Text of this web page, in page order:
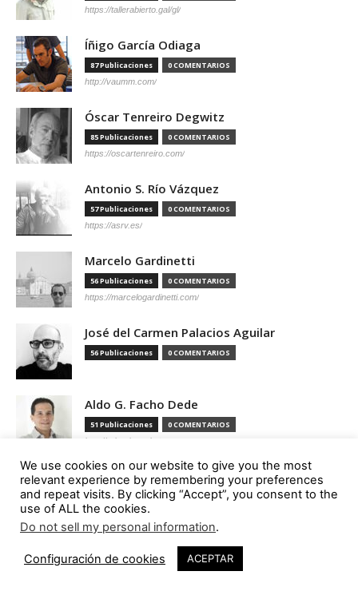
https://tallerabierto.gal/gl/
Íñigo García Odiaga
87 Publicaciones 0 COMENTARIOS
http://vaumm.com/
Óscar Tenreiro Degwitz
85 Publicaciones 0 COMENTARIOS
https://oscartenreiro.com/
Antonio S. Río Vázquez
57 Publicaciones 0 COMENTARIOS
https://asrv.es/
Marcelo Gardinetti
56 Publicaciones 0 COMENTARIOS
https://marcelogardinetti.com/
José del Carmen Palacios Aguilar
56 Publicaciones 0 COMENTARIOS
Aldo G. Facho Dede
51 Publicaciones 0 COMENTARIOS
http://urbanistas.lat/
Sergio de Miguel García
46 Publicaciones 0 COMENTARIOS
http://www.hand-architecture.com/
We use cookies on our website to give you the most
relevant experience by remembering your preferences
and repeat visits. By clicking “Accept”, you consent to the
use of ALL the cookies.
Do not sell my personal information.
Configuración de cookies ACEPTAR